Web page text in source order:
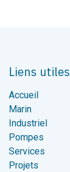
Liens utiles
Accueil
Marin
Industriel
Pompes
Services
Projets